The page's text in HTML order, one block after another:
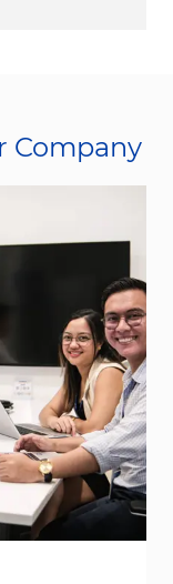
Company